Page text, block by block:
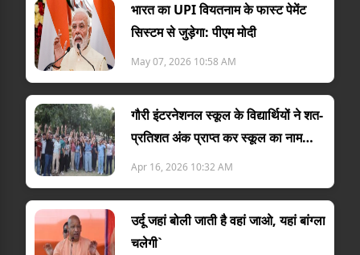
भारत का UPI वियतनाम के फास्ट पेमेंट
सिस्टम से जुड़ेगा: पीएम मोदी
May 07, 2026 10:58 AM
गौरी इंटरनेशनल स्कूल के विद्यार्थियों ने शत-
प्रतिशत अंक प्राप्त कर स्कूल का नाम
किया रोशन
Apr 16, 2026 10:32 AM
उर्दू जहां बोली जाती है वहां जाओ, यहां बांग्ला
चलेगी`